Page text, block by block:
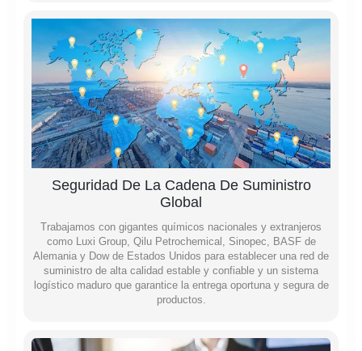
Seguridad De La Cadena De Suministro
Global
Trabajamos con gigantes químicos nacionales y extranjeros
como Luxi Group, Qilu Petrochemical, Sinopec, BASF de
Alemania y Dow de Estados Unidos para establecer una red de
suministro de alta calidad estable y confiable y un sistema
logístico maduro que garantice la entrega oportuna y segura de
productos.